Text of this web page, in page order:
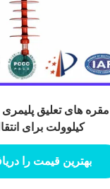
کیلوولت برای
بهترین قیمت را